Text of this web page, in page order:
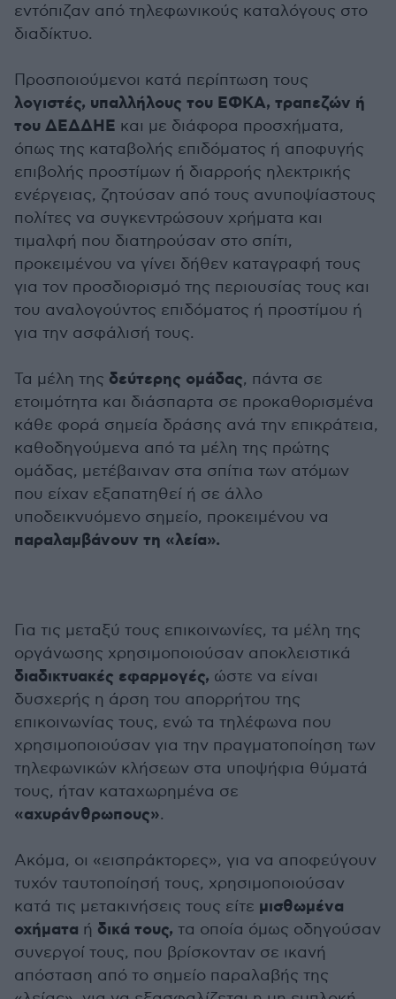
εντόπιζαν από τηλεφωνικούς καταλόγους στο
διαδίκτυο.
Προσποιούμενοι κατά περίπτωση τους
λογιστές, υπαλλήλους του ΕΦΚΑ, τραπεζών ή
του ΔΕΔΔΗΕ και με διάφορα προσχήματα,
όπως της καταβολής επιδόματος ή αποφυγής
επιβολής προστίμων ή διαρροής ηλεκτρικής
ενέργειας, ζητούσαν από τους ανυποψίαστους
πολίτες να συγκεντρώσουν χρήματα και
τιμαλφή που διατηρούσαν στο σπίτι,
προκειμένου να γίνει δήθεν καταγραφή τους
για τον προσδιορισμό της περιουσίας τους και
του αναλογούντος επιδόματος ή προστίμου ή
για την ασφάλισή τους.
Τα μέλη της δεύτερης ομάδας, πάντα σε
ετοιμότητα και διάσπαρτα σε προκαθορισμένα
κάθε φορά σημεία δράσης ανά την επικράτεια,
καθοδηγούμενα από τα μέλη της πρώτης
ομάδας, μετέβαιναν στα σπίτια των ατόμων
που είχαν εξαπατηθεί ή σε άλλο
υποδεικνυόμενο σημείο, προκειμένου να
παραλαμβάνουν τη «λεία».
Για τις μεταξύ τους επικοινωνίες, τα μέλη της
οργάνωσης χρησιμοποιούσαν αποκλειστικά
διαδικτυακές εφαρμογές, ώστε να είναι
δυσχερής η άρση του απορρήτου της
επικοινωνίας τους, ενώ τα τηλέφωνα που
χρησιμοποιούσαν για την πραγματοποίηση των
τηλεφωνικών κλήσεων στα υποψήφια θύματά
τους, ήταν καταχωρημένα σε
«αχυράνθρωπους».
Ακόμα, οι «εισπράκτορες», για να αποφεύγουν
τυχόν ταυτοποίησή τους, χρησιμοποιούσαν
κατά τις μετακινήσεις τους είτε μισθωμένα
οχήματα ή δικά τους, τα οποία όμως οδηγούσαν
συνεργοί τους, που βρίσκονταν σε ικανή
απόσταση από το σημείο παραλαβής της